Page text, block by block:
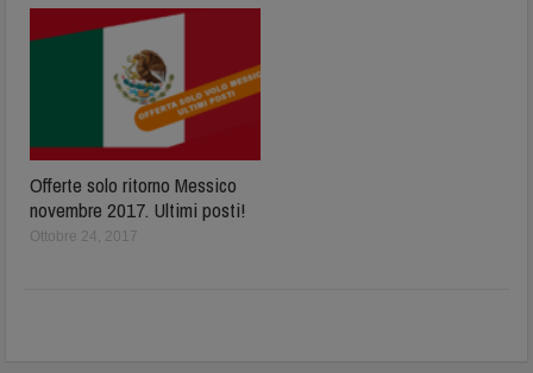
Offerte solo ritorno Messico
novembre 2017. Ultimi posti!
Ottobre 24, 2017